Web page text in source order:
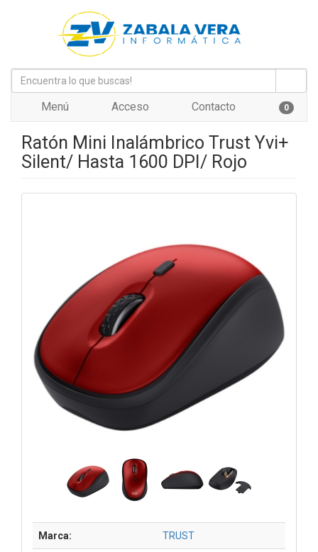
Menú Acceso Contacto 0
Ratón Mini Inalámbrico Trust Yvi+
Silent/ Hasta 1600 DPI/ Rojo
Marca: TRUST